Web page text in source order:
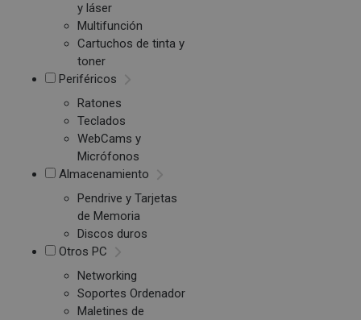
y láser
Multifunción
Cartuchos de tinta y
toner
Periféricos
Ratones
Teclados
WebCams y
Micrófonos
Almacenamiento
Pendrive y Tarjetas
de Memoria
Discos duros
Otros PC
Networking
Soportes Ordenador
Maletines de